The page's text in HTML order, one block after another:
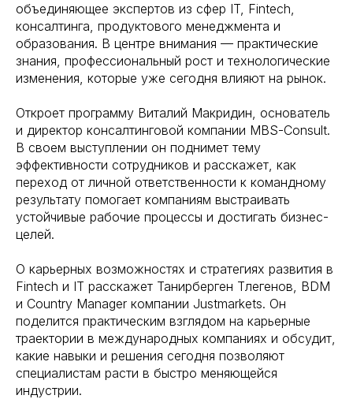
объединяющее экспертов из сфер IT, Fintech,
консалтинга, продуктового менеджмента и
образования. В центре внимания — практические
знания, профессиональный рост и технологические
изменения, которые уже сегодня влияют на рынок.
Откроет программу Виталий Макридин, основатель
и директор консалтинговой компании MBS-Consult.
В своем выступлении он поднимет тему
эффективности сотрудников и расскажет, как
переход от личной ответственности к командному
результату помогает компаниям выстраивать
устойчивые рабочие процессы и достигать бизнес-
целей.
О карьерных возможностях и стратегиях развития в
Fintech и IT расскажет Танирберген Тлегенов, BDM
и Country Manager компании Justmarkets. Он
поделится практическим взглядом на карьерные
траектории в международных компаниях и обсудит,
какие навыки и решения сегодня позволяют
специалистам расти в быстро меняющейся
индустрии.